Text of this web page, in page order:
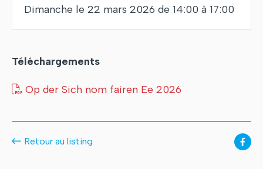
Dimanche le 22 mars 2026 de 14:00 à 17:00
Téléchargements
Op der Sich nom fairen Ee 2026
Retour au listing